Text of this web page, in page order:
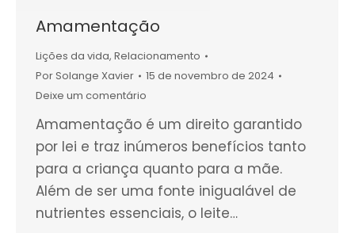
Amamentação
Lições da vida, Relacionamento
PorSolange Xavier
15 de novembro de 2024
Deixe um comentário
Amamentação é um direito garantido
por lei e traz inúmeros benefícios tanto
para a criança quanto para a mãe.
Além de ser uma fonte inigualável de
nutrientes essenciais, o leite…